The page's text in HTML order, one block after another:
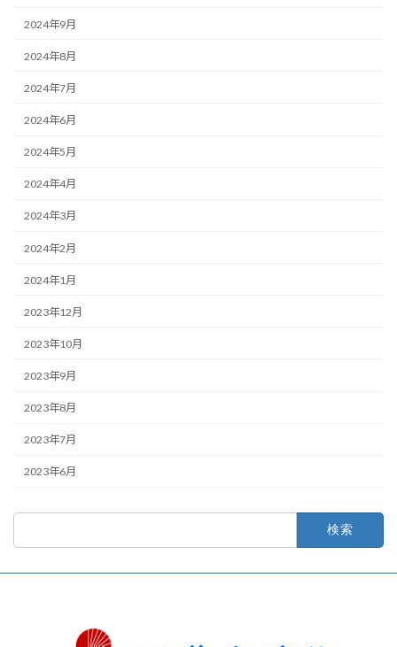
2024年9月
2024年8月
2024年7月
2024年6月
2024年5月
2024年4月
2024年3月
2024年2月
2024年1月
2023年12月
2023年10月
2023年9月
2023年8月
2023年7月
2023年6月